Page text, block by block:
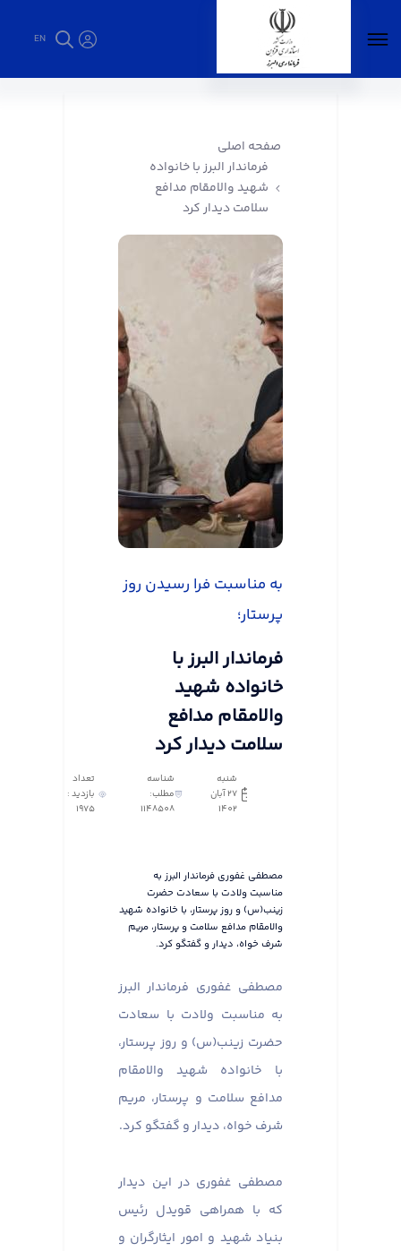
EN
صفحه اصلی
فرماندار البرز با خانواده
شهید والامقام مدافع
سلامت دیدار کرد
به مناسبت فرا رسیدن روز
پرستار؛
فرماندار البرز با
خانواده شهید
والامقام مدافع
سلامت دیدار کرد
شنبه
27 آبان
1402
شناسه
مطلب:
1148508
تعداد
بازدید :
1975
مصطفی غفوری فرماندار البرز به
مناسبت ولادت با سعادت حضرت
زینب(س) و روز پرستار، با خانواده شهید
والامقام مدافع سلامت و پرستار، مریم
شرف خواه، دیدار و گفتگو کرد.
مصطفی غفوری فرماندار البرز
به مناسبت ولادت با سعادت
حضرت زینب(س) و روز پرستار،
با خانواده شهید والامقام
مدافع سلامت و پرستار، مریم
شرف خواه، دیدار و گفتگو کرد.
مصطفی غفوری در این دیدار
که با همراهی قویدل رئیس
بنیاد شهید و امور ایثارگران و